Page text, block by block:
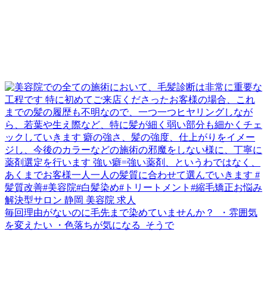
毎回理由がないのに毛先まで染めていませんか？ ⁡ ・雰囲気
を変えたい ・色落ちが気になる ⁡ そうで